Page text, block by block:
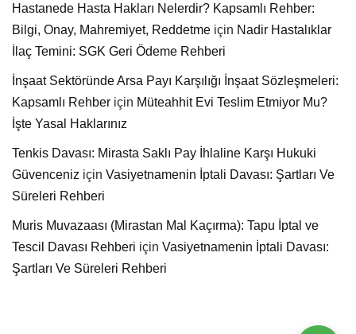
Hastanede Hasta Hakları Nelerdir? Kapsamlı Rehber:
Bilgi, Onay, Mahremiyet, Reddetme için Nadir Hastalıklar
İlaç Temini: SGK Geri Ödeme Rehberi
İnşaat Sektöründe Arsa Payı Karşılığı İnşaat Sözleşmeleri:
Kapsamlı Rehber için Müteahhit Evi Teslim Etmiyor Mu?
İşte Yasal Haklarınız
Tenkis Davası: Mirasta Saklı Pay İhlaline Karşı Hukuki
Güvenceniz için Vasiyetnamenin İptali Davası: Şartları Ve
Süreleri Rehberi
Muris Muvazaası (Mirastan Mal Kaçırma): Tapu İptal ve
Tescil Davası Rehberi için Vasiyetnamenin İptali Davası:
Şartları Ve Süreleri Rehberi